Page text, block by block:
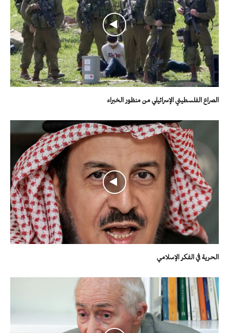
الصراع الفلسطيني الإسرائيلي من منظور الخبراء
الحرية في الفكر الإسلامي